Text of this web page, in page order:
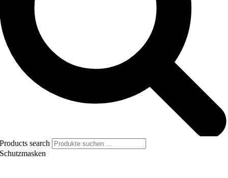
Products search
Schutzmasken